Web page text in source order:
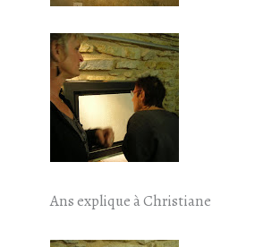
Ans explique à Christiane